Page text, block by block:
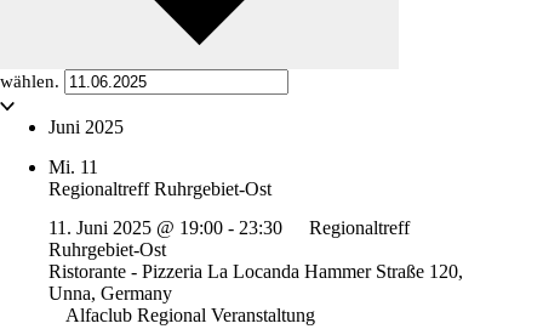
wählen.
Juni 2025
Mi. 11
Regionaltreff Ruhrgebiet-Ost
11. Juni 2025 @ 19:00 - 23:30
Regionaltreff
Ruhrgebiet-Ost
Ristorante - Pizzeria La Locanda Hammer Straße 120,
Unna, Germany
Alfaclub Regional Veranstaltung